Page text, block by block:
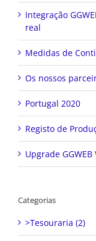
Integração
real
Medidas de
Os nossos
Portugal 2020
Registo de
Upgrade GGWEB
Categorias
>Tesouraria (2)